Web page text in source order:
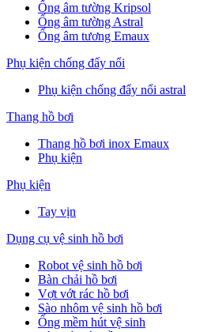
Ống âm tường Kripsol
Ống âm tường Astral
Ống âm tương Emaux
Phụ kiện chống đẩy nổi
Phụ kiện chống đẩy nổi astral
Thang hồ bơi
Thang hồ bơi inox Emaux
Phụ kiện
Phụ kiện
Tay vịn
Dụng cụ vệ sinh hồ bơi
Robot vệ sinh hồ bơi
Bàn chải hồ bơi
Vợt vớt rác hồ bơi
Sào nhôm vệ sinh hồ bơi
Ống mềm hút vệ sinh